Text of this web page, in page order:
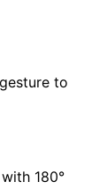
to
180°